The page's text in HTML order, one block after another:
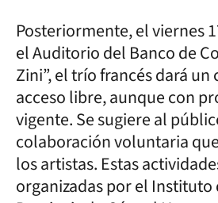
Posteriormente, el viernes
el Auditorio del Banco de
Zini”, el trío francés dará
acceso libre, aunque con
vigente. Se sugiere al
colaboración voluntaria
los artistas. Estas
organizadas por el Instituto